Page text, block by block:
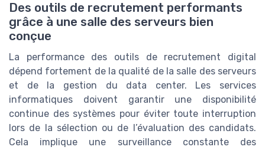
Des outils de recrutement performants
grâce à une salle des serveurs bien
conçue
La performance des outils de recrutement digital
dépend fortement de la qualité de la salle des serveurs
et de la gestion du data center. Les services
informatiques doivent garantir une disponibilité
continue des systèmes pour éviter toute interruption
lors de la sélection ou de l’évaluation des candidats.
Cela implique une surveillance constante des